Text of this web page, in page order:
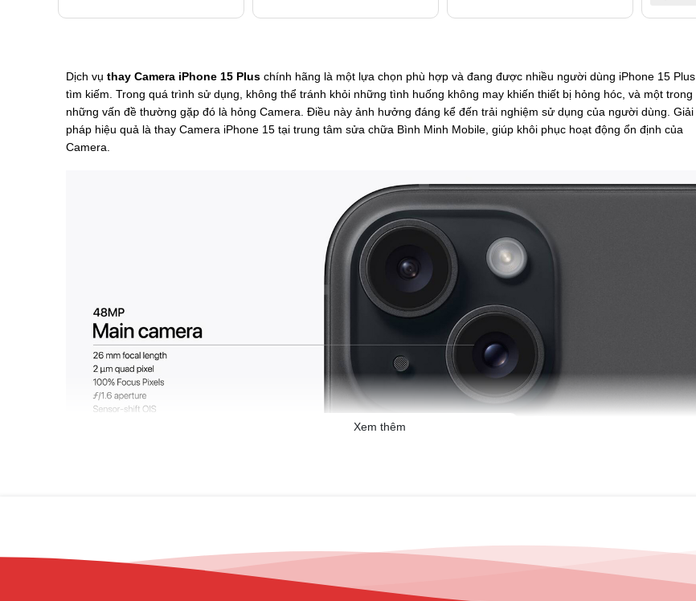
Dịch vụ thay Camera iPhone 15 Pluschính hãng là một lựa chọn phù hợp và đang được nhiều người dùng iPhone 15 Plus
tìm kiếm. Trong quá trình sử dụng, không thể tránh khỏi những tình huống không may khiến thiết bị hỏng hóc, và một trong
những vấn đề thường gặp đó là hỏng Camera. Điều này ảnh hưởng đáng kể đến trải nghiệm sử dụng của người dùng. Giải
pháp hiệu quả là thay Camera iPhone 15 tại trung tâm sửa chữa Bình Minh Mobile, giúp khôi phục hoạt động ổn định của
Camera.
Từ trước tới nay, Apple luôn cố gắng phát triển Camera trên iPhone của mình và chiếc điện thoại iPhone 15 Plus ra mắt lần
này cũng không phải ngoại lệ. Điều đáng chú ý là phần Camera chính được nâng cấp lên đến 48 megapixel, giúp cho hình
Xem thêm